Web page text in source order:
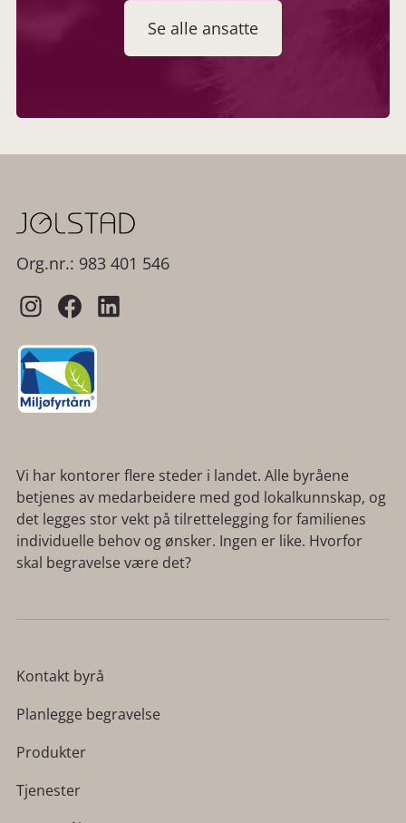
Se alle ansatte
Org.nr.: 983 401 546
Vi har kontorer flere steder i landet. Alle byråene
betjenes av medarbeidere med god lokalkunnskap, og
det legges stor vekt på tilrettelegging for familienes
individuelle behov og ønsker. Ingen er like. Hvorfor
skal begravelse være det?
Kontakt byrå
Planlegge begravelse
Produkter
Tjenester